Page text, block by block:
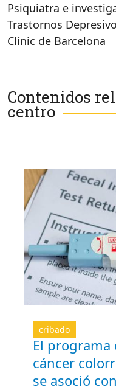
Psiquiatra e
Trastornos
Clínic de Barcelona
Contenidos
centro
cribado
El
cáncer
se asoció